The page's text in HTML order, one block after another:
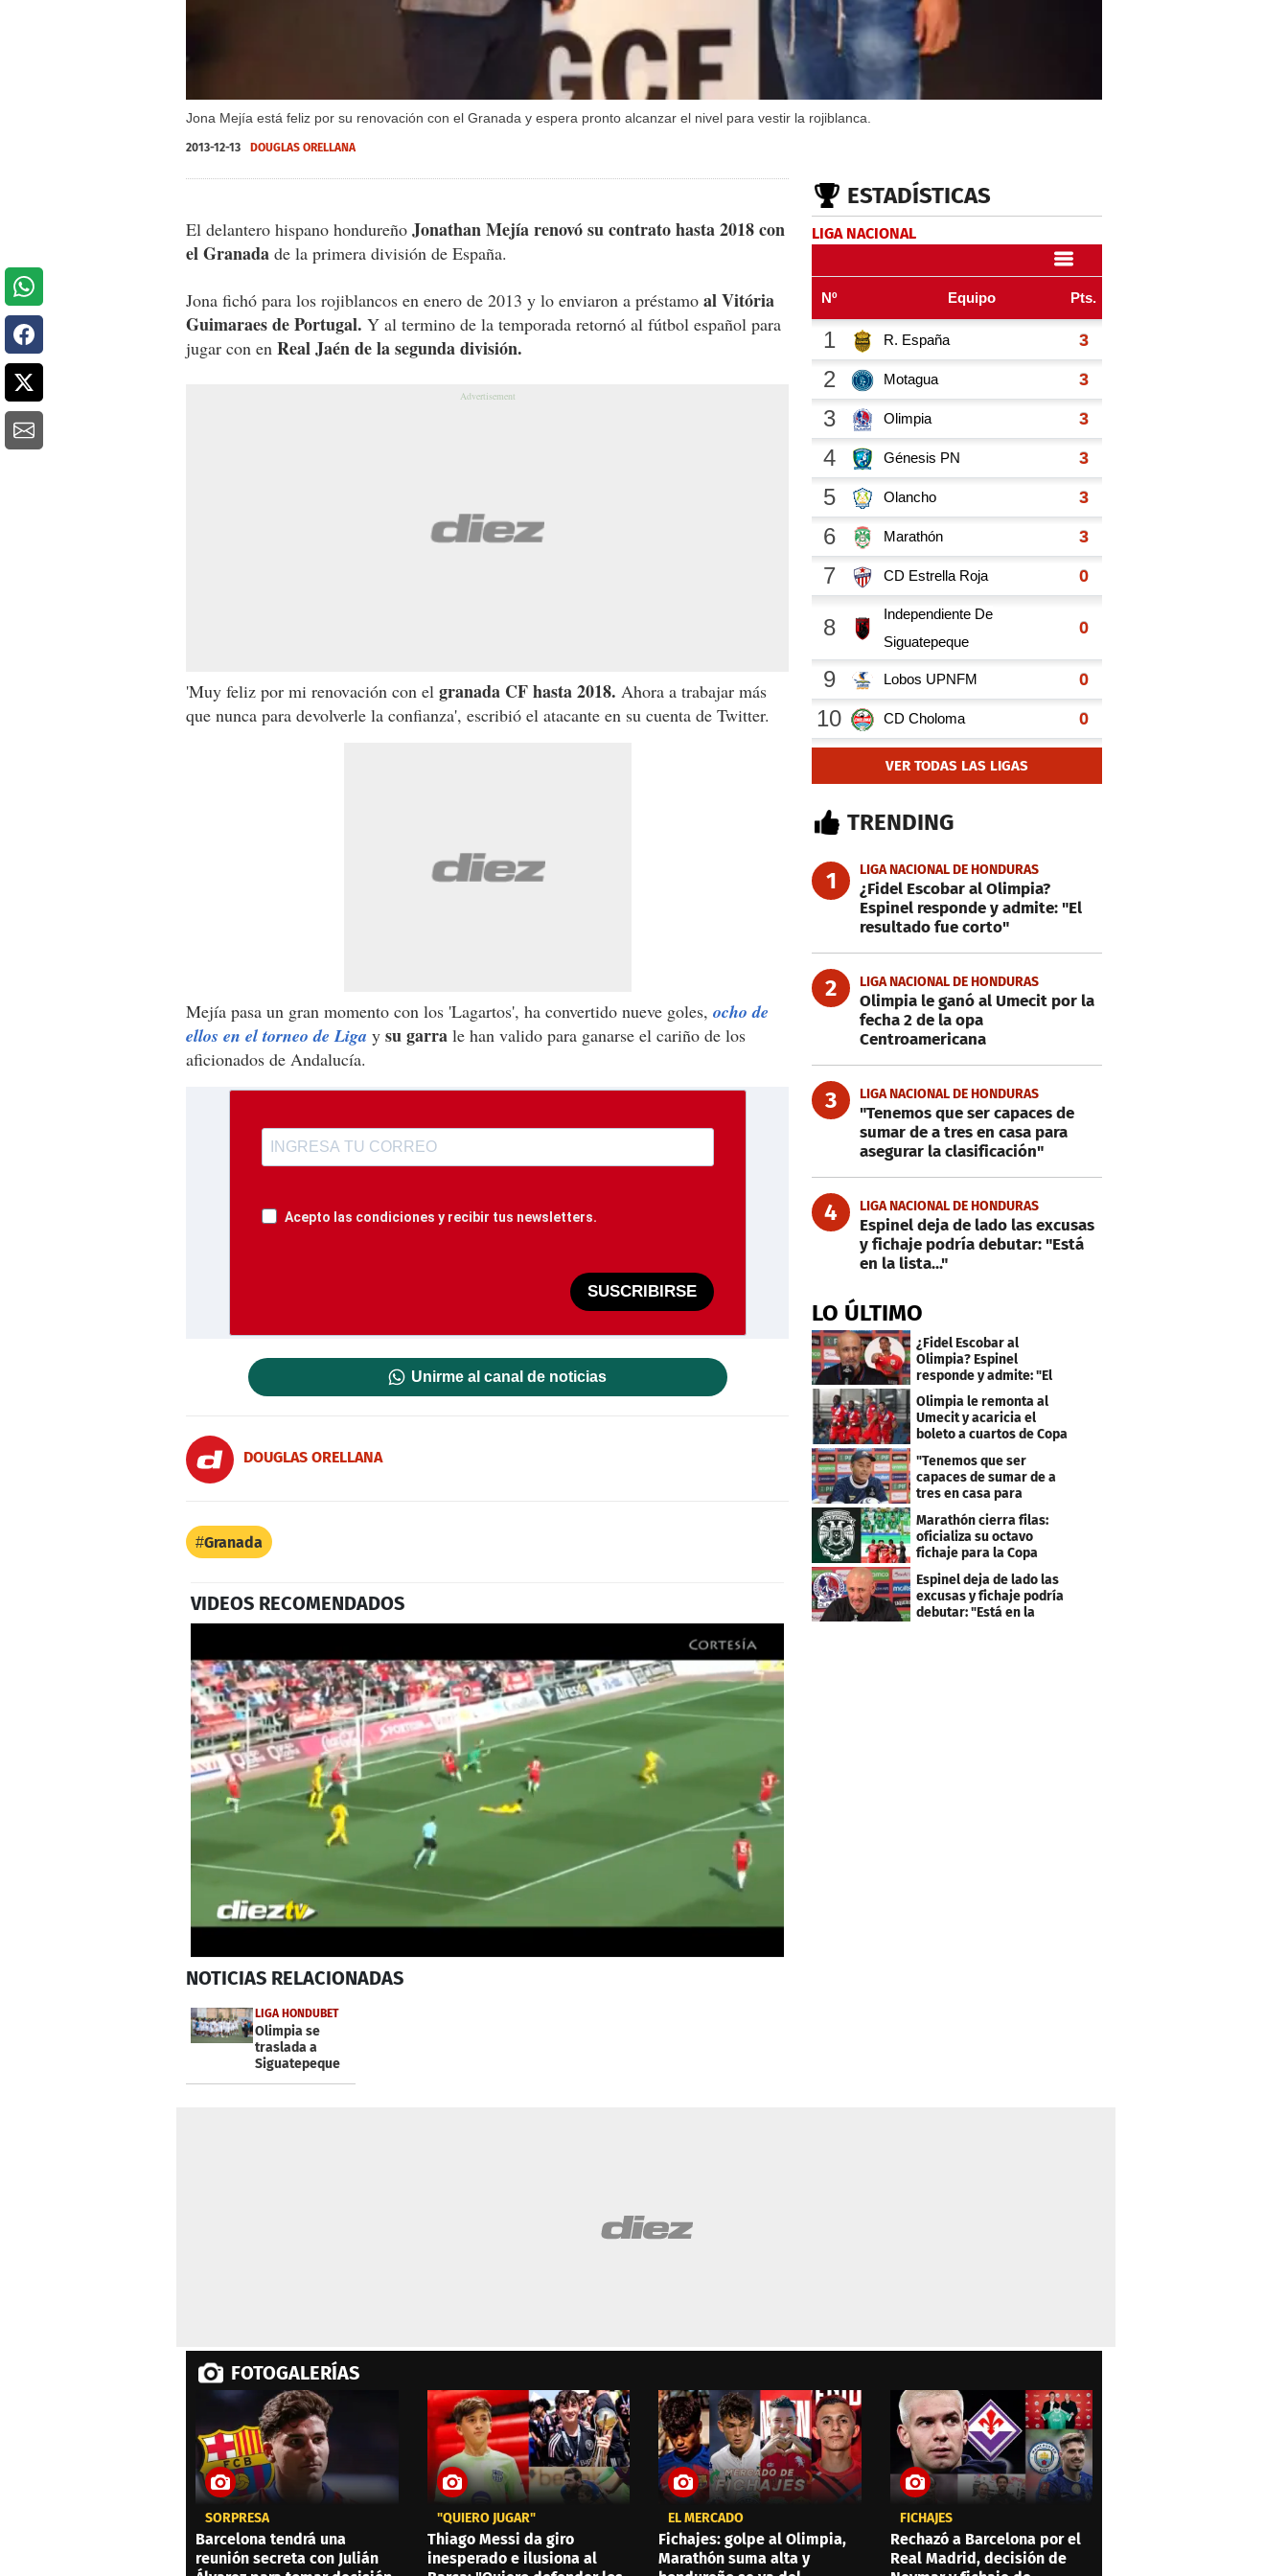
Jona Mejía está feliz por su renovación con el Granada y espera pronto alcanzar el nivel para vestir la rojiblanca.
2013-12-13 DOUGLAS ORELLANA
El delantero hispano hondureño Jonathan Mejía renovó su contrato hasta 2018 con
el Granada de la primera división de España.
Jona fichó para los rojiblancos en enero de 2013 y lo enviaron a préstamo al Vitória
Guimaraes de Portugal. Y al termino de la temporada retornó al fútbol español para
jugar con en Real Jaén de la segunda división.
'Muy feliz por mi renovación con el granada CF hasta 2018. Ahora a trabajar más
que nunca para devolverle la confianza', escribió el atacante en su cuenta de Twitter.
Mejía pasa un gran momento con los 'Lagartos', ha convertido nueve goles, ocho de
ellos en el torneo de Liga y su garra le han valido para ganarse el cariño de los
aficionados de Andalucía.
Acepto las condiciones y recibir tus newsletters.
SUSCRIBIRSE
Unirme al canal de noticias
DOUGLAS ORELLANA
Granada
VIDEOS RECOMENDADOS
seconds
45
secondsVolume
0%
NOTICIAS RELACIONADAS
LIGA HONDUBET
Olimpia se
traslada a
Siguatepeque
con 35
ESTADÍSTICAS
LIGA NACIONAL
VER TODAS LAS LIGAS
TRENDING
1 LIGA NACIONAL DE HONDURAS
¿Fidel Escobar al Olimpia?
Espinel responde y admite: "El
resultado fue corto"
2 LIGA NACIONAL DE HONDURAS
Olimpia le ganó al Umecit por la
fecha 2 de la opa
Centroamericana
3 LIGA NACIONAL DE HONDURAS
"Tenemos que ser capaces de
sumar de a tres en casa para
asegurar la clasificación"
4 LIGA NACIONAL DE HONDURAS
Espinel deja de lado las excusas
y fichaje podría debutar: "Está
en la lista..."
LO ÚLTIMO
¿Fidel Escobar al
Olimpia? Espinel
responde y admite: "El
resultado fue corto"
Olimpia le remonta al
Umecit y acaricia el
boleto a cuartos de Copa
"Tenemos que ser
capaces de sumar de a
tres en casa para
asegurar la
clasificación"
Marathón cierra filas:
oficializa su octavo
fichaje para la Copa
Centroamericana
Espinel deja de lado las
excusas y fichaje podría
debutar: "Está en la
FOTOGALERÍAS
SORPRESA
Barcelona tendrá una
reunión secreta con Julián
"QUIERO JUGAR"
Thiago Messi da giro
inesperado e ilusiona al
EL MERCADO
Fichajes: golpe al Olimpia,
Marathón suma alta y
FICHAJES
Rechazó a Barcelona por el
Real Madrid, decisión de